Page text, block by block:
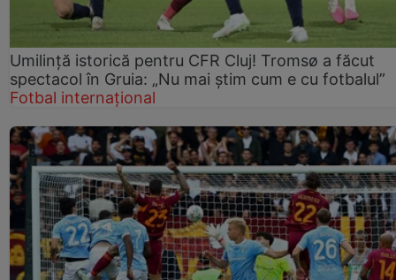
Umilință istorică pentru CFR Cluj! Tromsø a făcut
spectacol în Gruia: „Nu mai știm cum e cu fotbalul”
Fotbal internațional